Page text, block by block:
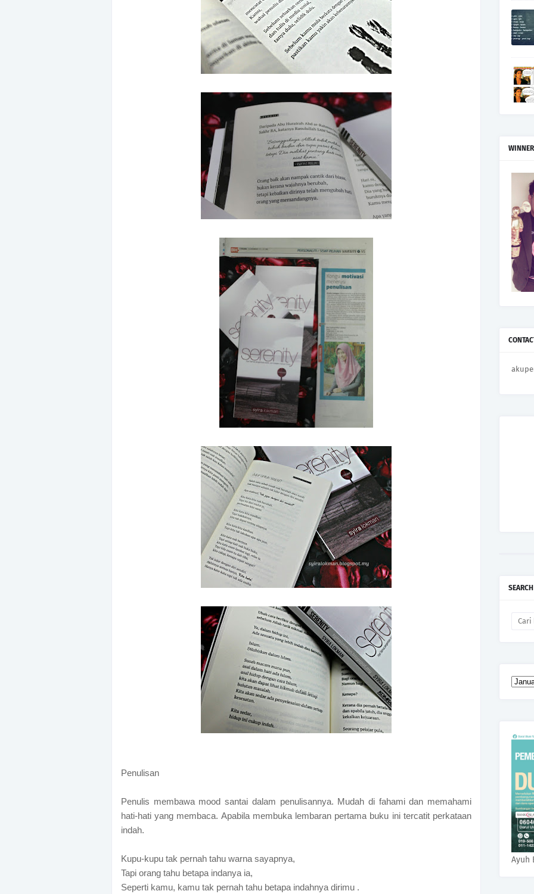
Penulisan
Penulis membawa mood santai dalam penulisannya. Mudah di fahami dan memahami
hati-hati yang membaca. Apabila membuka lembaran pertama buku ini tercatit perkataan
indah.
Kupu-kupu tak pernah tahu warna sayapnya,
Tapi orang tahu betapa indanya ia,
Seperti kamu, kamu tak pernah tahu betapa indahnya dirimu .
Ayuh